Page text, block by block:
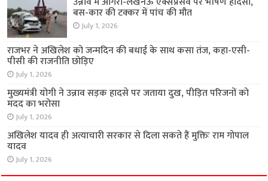
बस-कार की टक्कर में पांच की मौत
July 1, 2026
राजभर ने अखिलेश को जन्मदिन की बधाई के साथ कसा तंज, कहा-एसी-
पीसी की राजनीति छोड़िए
July 1, 2026
मुख्यमंत्री योगी ने उन्नाव सड़क हादसे पर जताया दुख, पीड़ित परिजनों को
मदद का भरोसा
July 1, 2026
अखिलेश यादव ही अत्याचारी सरकार से दिला सकते हैं मुक्तिः राम गोपाल
यादव
July 1, 2026